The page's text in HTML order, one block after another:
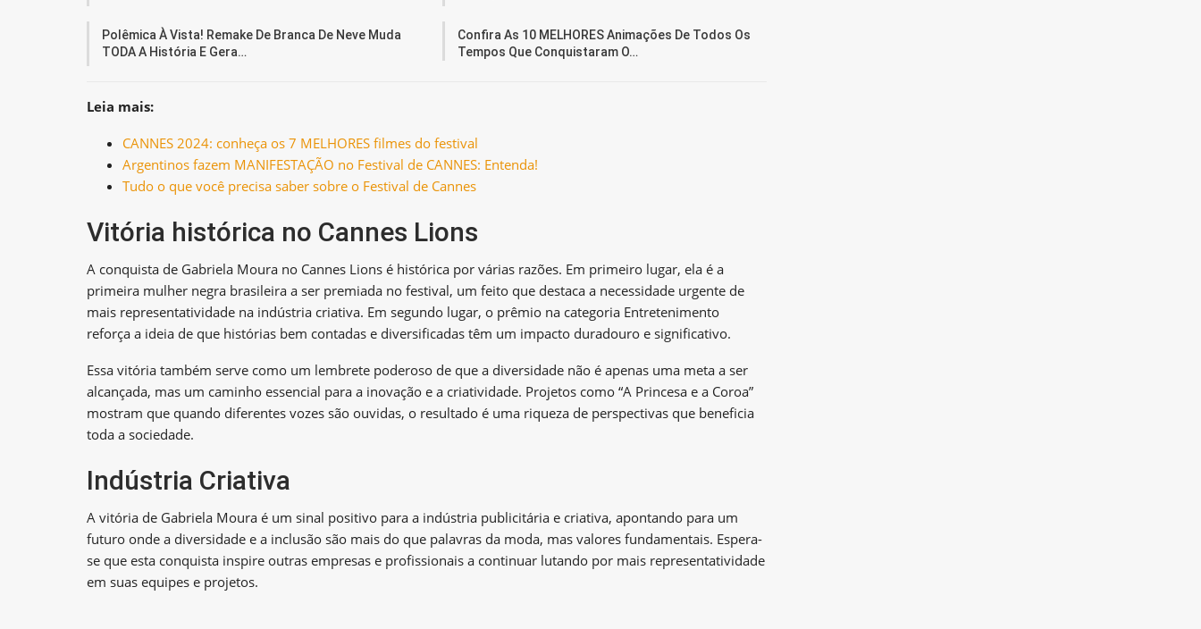
Polêmica À Vista! Remake De Branca De Neve Muda
TODA A História E Gera…
Confira As 10 MELHORES Animações De Todos Os
Tempos Que Conquistaram O…
Leia mais:
CANNES 2024: conheça os 7 MELHORES filmes do festival
Argentinos fazem MANIFESTAÇÃO no Festival de CANNES: Entenda!
Tudo o que você precisa saber sobre o Festival de Cannes
Vitória histórica no Cannes Lions
A conquista de Gabriela Moura no Cannes Lions é histórica por várias razões. Em primeiro lugar, ela é a
primeira mulher negra brasileira a ser premiada no festival, um feito que destaca a necessidade urgente de
mais representatividade na indústria criativa. Em segundo lugar, o prêmio na categoria Entretenimento
reforça a ideia de que histórias bem contadas e diversificadas têm um impacto duradouro e significativo.
Essa vitória também serve como um lembrete poderoso de que a diversidade não é apenas uma meta a ser
alcançada, mas um caminho essencial para a inovação e a criatividade. Projetos como “A Princesa e a Coroa”
mostram que quando diferentes vozes são ouvidas, o resultado é uma riqueza de perspectivas que beneficia
toda a sociedade.
Indústria Criativa
A vitória de Gabriela Moura é um sinal positivo para a indústria publicitária e criativa, apontando para um
futuro onde a diversidade e a inclusão são mais do que palavras da moda, mas valores fundamentais. Espera-
se que esta conquista inspire outras empresas e profissionais a continuar lutando por mais representatividade
em suas equipes e projetos.